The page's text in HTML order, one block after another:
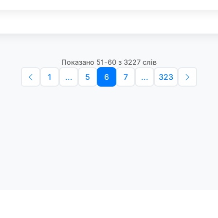
Показано 51-60 з 3227 слів
1 ... 5 6 7 ... 323